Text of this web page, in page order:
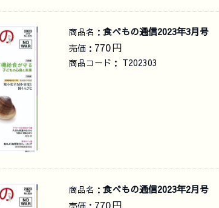
商品名： 食べもの通信2023年3月号
売価： 770円
商品コード： T202303
商品名： 食べもの通信2023年2月号
売価： 770円